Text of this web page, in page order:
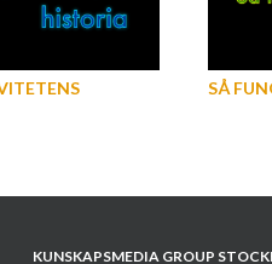
SÅ
KUNSKAPSMEDIA GROUP